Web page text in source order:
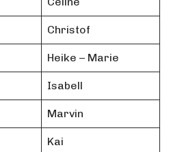
Christof
Heike – Marie
Isabell
Marvin
Kai